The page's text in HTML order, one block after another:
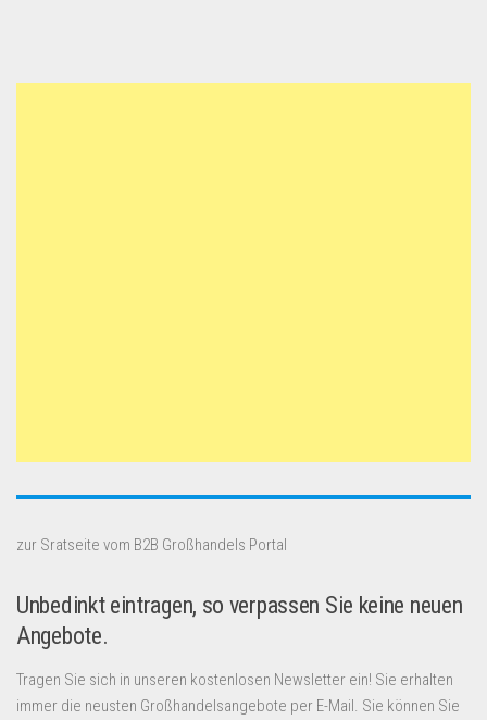
zur Sratseite vom B2B Großhandels Portal
Unbedinkt eintragen, so verpassen Sie keine neuen
Angebote.
Tragen Sie sich in unseren kostenlosen Newsletter ein! Sie erhalten
immer die neusten Großhandelsangebote per E-Mail. Sie können Sie